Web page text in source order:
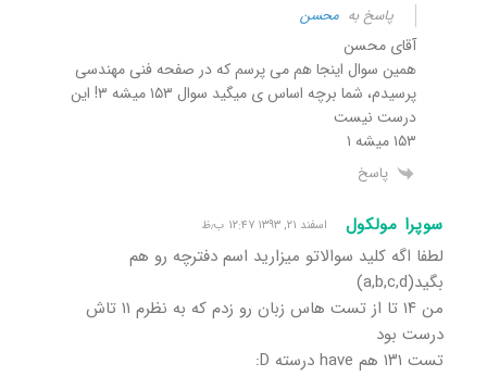
پاسخ به محسن
آقای محسن
همین سوال اینجا هم می پرسم که در صفحه فنی مهندسی
پرسیدم، شما برچه اساس ی میگید سوال ۱۵۳ میشه ۳! این
درست نیست
۱۵۳ میشه ۱
پاسخ
سوپرا مولکول اسفند ۲۱, ۱۳۹۳ ۱۲:۴۷ ب٫ظ
لطفا اگه کلید سوالاتو میزارید اسم دفترچه رو هم
بگید(a,b,c,d)
من ۱۴ تا از تست هاس زبان رو زدم که به نظرم ۱۱ تاش
درست بود
تست ۱۳۱ هم have درسته D: